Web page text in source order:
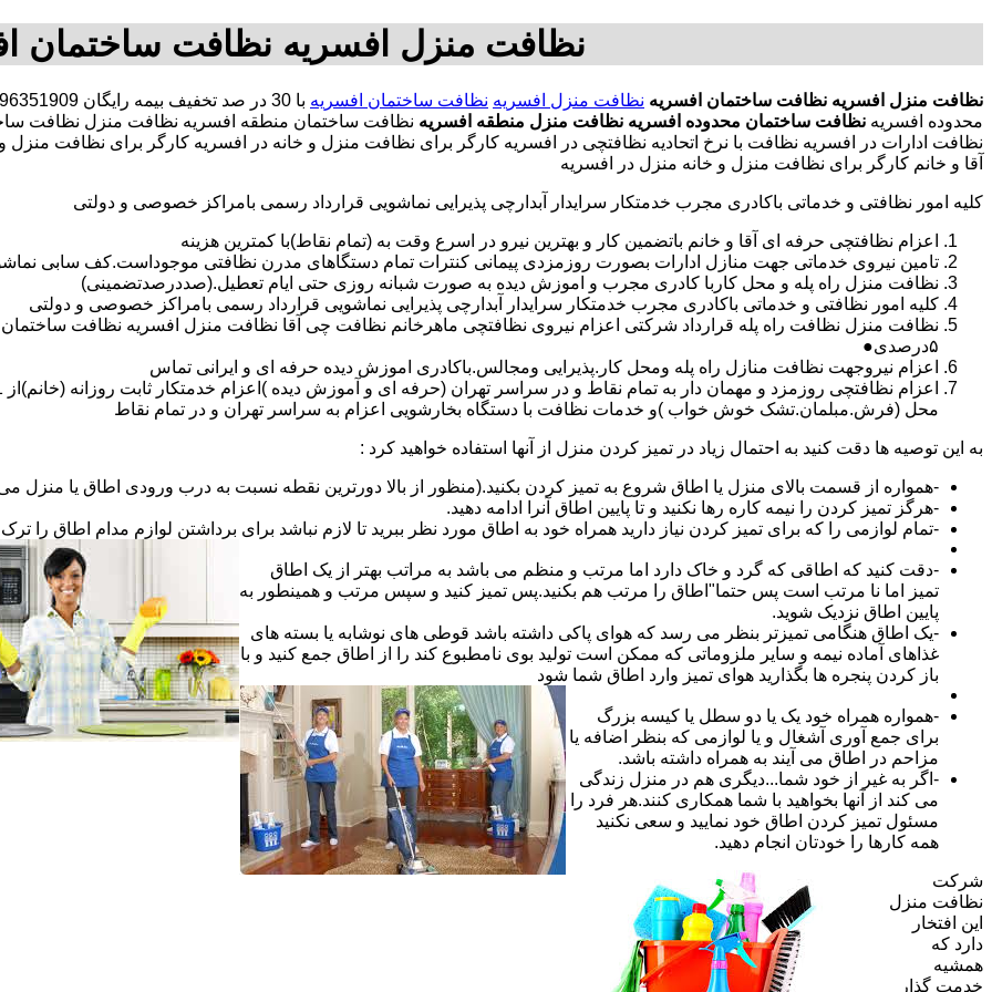
نظافت منزل افسریه نظافت ساختمان
نظافت منزل افسریه نظافت ساختمان افسریه نظافت منزل افسریه نظافت ساختمان افسریه
محدوده افسریه نظافت ساختمان محدوده افسریه نظافت منزل منطقه افسریه نظافت ساختمان منطقه افسریه نظافت منزل نظافت
نظافت ادارات در افسریه نظافت با نرخ اتحادیه نظافتچی در افسریه کارگر برای نظافت منزل و خانه در افسریه کارگر برای نظافت
آقا و خانم کارگر برای نظافت منزل و خانه منزل در افسریه
کلیه امور نظافتی و خدماتی باکادری مجرب خدمتکار سرایدار آبدارچی پذیرایی نماشویی قرارداد رسمی بامراکز خصوصی و دولتی
اعزام نظافتچی حرفه ای آقا و خانم باتضمین کار و بهترین نیرو در اسرع وقت به (تمام نقاط)با کمترین هزینه
تامین نیروی خدماتی جهت منازل ادارات بصورت روزمزدی پیمانی کنترات تمام دستگاهای مدرن نظافتی موجوداست.کف سابی
نظافت منزل راه پله و محل کاربا کادری مجرب و اموزش دیده به صورت شبانه روزی حتی ایام تعطیل.(صددرصدتضمینی)
کلیه امور نظافتی و خدماتی باکادری مجرب خدمتکار سرایدار آبدارچی پذیرایی نماشویی قرارداد رسمی بامراکز خصوصی و دولتی
نظافت منزل نظافت راه پله قرارداد شرکتی اعزام نیروی نظافتچی ماهرخانم نظافت چی آقا نظافت منزل افسریه نظافت
۵درصدی●
اعزام نیروجهت نظافت منازل راه پله ومحل کار.پذیرایی ومجالس.باکادری اموزش دیده حرفه ای و ایرانی تماس
محل (فرش.مبلمان.تشک خوش خواب )و خدمات نظافت با دستگاه بخارشویی اعزام به سراسر تهران و در تمام نقاط
به این توصیه ها دقت کنید به احتمال زیاد در تمیز کردن منزل از آنها استفاده خواهید کرد :
-همواره از قسمت بالای منزل یا اطاق شروع به تمیز کردن بکنید.(منظور از بالا دورترین نقطه نسبت به درب ورودی اطاق یا منزل
-هرگز تمیز کردن را نیمه کاره رها نکنید و تا پایین اطاق آنرا ادامه دهید.
-تمام لوازمی را که برای تمیز کردن نیاز دارید همراه خود به اطاق مورد نظر ببرید تا لازم نباشد برای برداشتن لوازم مدام اطاق را ترک
-دقت کنید که اطاقی که گرد و خاک دارد اما مرتب و منظم می باشد به مراتب بهتر از یک اطاق
تمیز اما نا مرتب است پس حتما"اطاق را مرتب هم بکنید.پس تمیز کنید و سپس مرتب و همینطور به
پایین اطاق نزدیک شوید.
-یک اطاق هنگامی تمیزتر بنظر می رسد که هوای پاکی داشته باشد قوطی های نوشابه یا بسته های
غذاهای آماده نیمه و سایر ملزوماتی که ممکن است تولید بوی نامطبوع کند را از اطاق جمع کنید و با
باز کردن پنجره ها بگذارید هوای تمیز وارد اطاق شما شود
-همواره همراه خود یک یا دو سطل یا کیسه بزرگ
برای جمع آوری آشغال و یا لوازمی که بنظر اضافه یا
مزاحم در اطاق می آیند به همراه داشته باشد.
-اگر به غیر از خود شما...دیگری هم در منزل زندگی
می کند از آنها بخواهید با شما همکاری کنند.هر فرد را
مسئول تمیز کردن اطاق خود نمایید و سعی نکنید
همه کارها را خودتان انجام دهید.
شرکت
نظافت منزل
این افتخار
دارد که
همشیه
خدمت گذار